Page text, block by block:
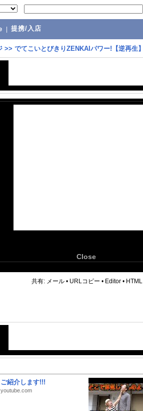
提携/入店
>> でてこいとびきりZENKAIパワー!【逆再生】
Close
共有: メール • URLコピー • Editor • HTML
ご紹介します!!!
youtube.com